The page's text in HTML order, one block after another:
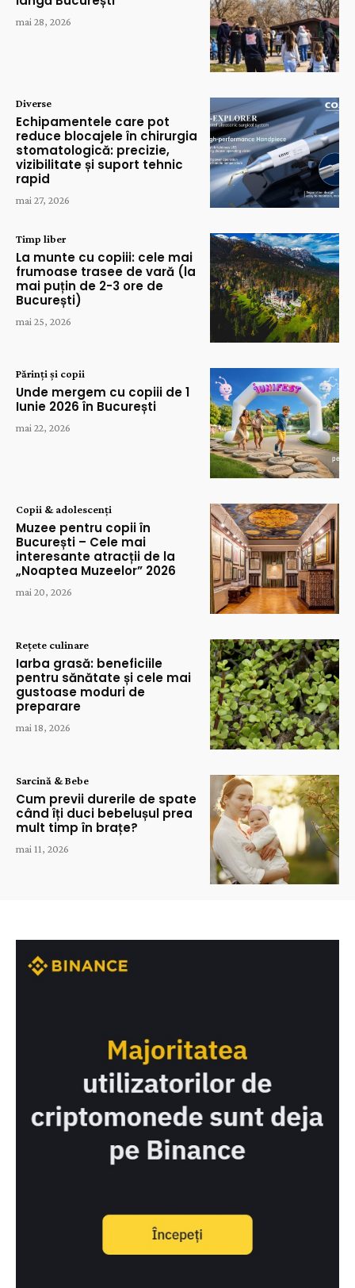
mai 28, 2026
Diverse
Echipamentele care pot
reduce blocajele în chirurgia
stomatologică: precizie,
vizibilitate și suport tehnic
rapid
mai 27, 2026
Timp liber
La munte cu copiii: cele mai
frumoase trasee de vară (la
mai puțin de 2-3 ore de
București)
mai 25, 2026
Părinți și copii
Unde mergem cu copiii de 1
Iunie 2026 în București
mai 22, 2026
Copii & adolescenți
Muzee pentru copii în
București – Cele mai
interesante atracții de la
„Noaptea Muzeelor” 2026
mai 20, 2026
Rețete culinare
Iarba grasă: beneficiile
pentru sănătate și cele mai
gustoase moduri de
preparare
mai 18, 2026
Sarcină & Bebe
Cum previi durerile de spate
când îți duci bebelușul prea
mult timp în brațe?
mai 11, 2026